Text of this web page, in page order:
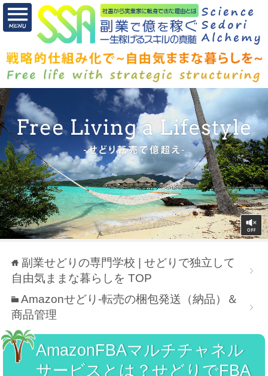
副業せどりの専門学校 | せどりで独立して
自由気ままな暮らしを TOP
Amazonせどり-転売の梱包発送（納品）＆
商品管理
AmazonFBAマルチチャネル
サービスとは？せどりでFBA